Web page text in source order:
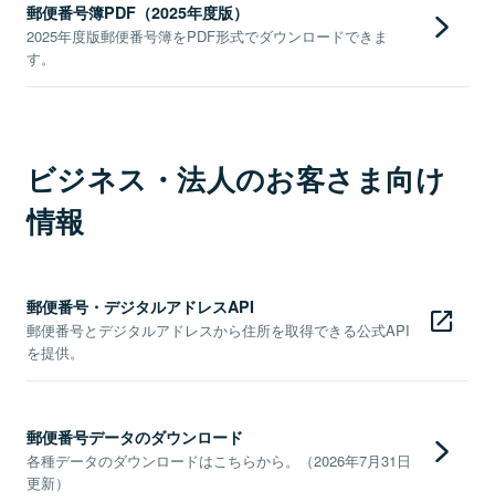
郵便番号簿PDF（2025年度版）
2025年度版郵便番号簿をPDF形式でダウンロードできま
す。
ビジネス・法人のお客さま向け
情報
郵便番号・デジタルアドレスAPI
郵便番号とデジタルアドレスから住所を取得できる公式API
を提供。
郵便番号データのダウンロード
各種データのダウンロードはこちらから。（2026年7月31日
更新）